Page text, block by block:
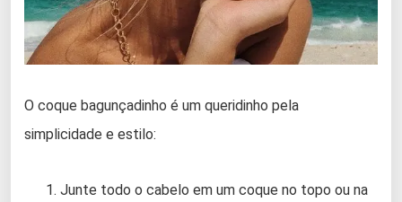
O coque bagunçadinho é um queridinho pela
simplicidade e estilo:
Junte todo o cabelo em um coque no topo ou na